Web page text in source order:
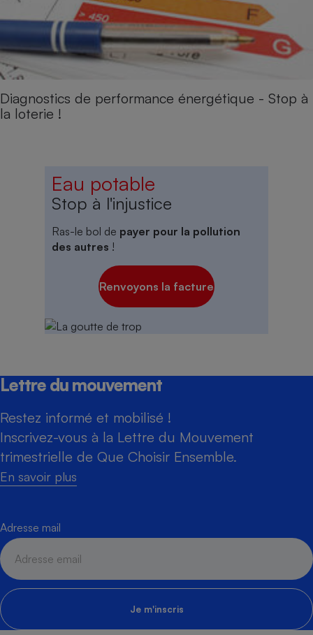
Diagnostics de performance énergétique - Stop à
la loterie !
Eau potable
Stop à l'injustice
Ras-le bol de payer pour la pollution
des autres !
Renvoyons la facture
Lettre du mouvement
Restez informé et mobilisé !
Inscrivez-vous à la Lettre du Mouvement
trimestrielle de Que Choisir Ensemble.
En savoir plus
Adresse mail
Je m'inscris